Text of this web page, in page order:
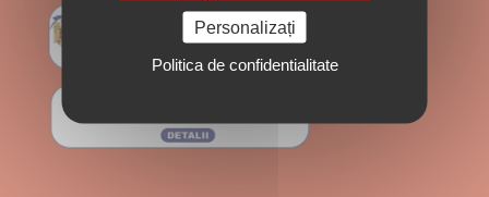
Personalizați
Politica de confidentialitate